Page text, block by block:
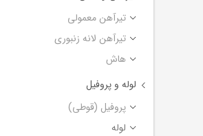
تیرآهن معمولی
تیرآهن لانه زنبوری
هاش
لوله و پروفیل
پروفیل (قوطی)
لوله